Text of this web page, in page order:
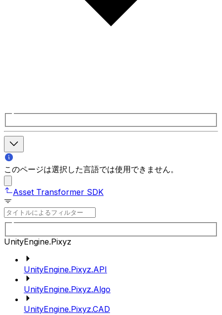
このページは選択した言語では使用できません。
Asset Transformer SDK
UnityEngine.Pixyz
UnityEngine.Pixyz.API
UnityEngine.Pixyz.Algo
UnityEngine.Pixyz.CAD